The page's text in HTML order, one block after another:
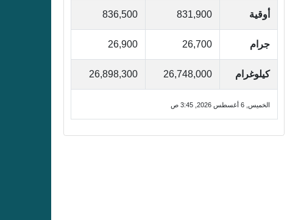
أوقية 831,900
836,500
جرام 26,700
26,900
كيلوغرام 26,748,000
26,898,300
الخميس, 6 أغسطس 2026, 3:45 ص